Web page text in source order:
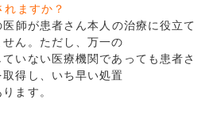
ますか？
師が患者さん本人の治療に役立て
ん。ただし、万一の
ない医療機関であっても患者さ
得し、いち早い処置
ます。